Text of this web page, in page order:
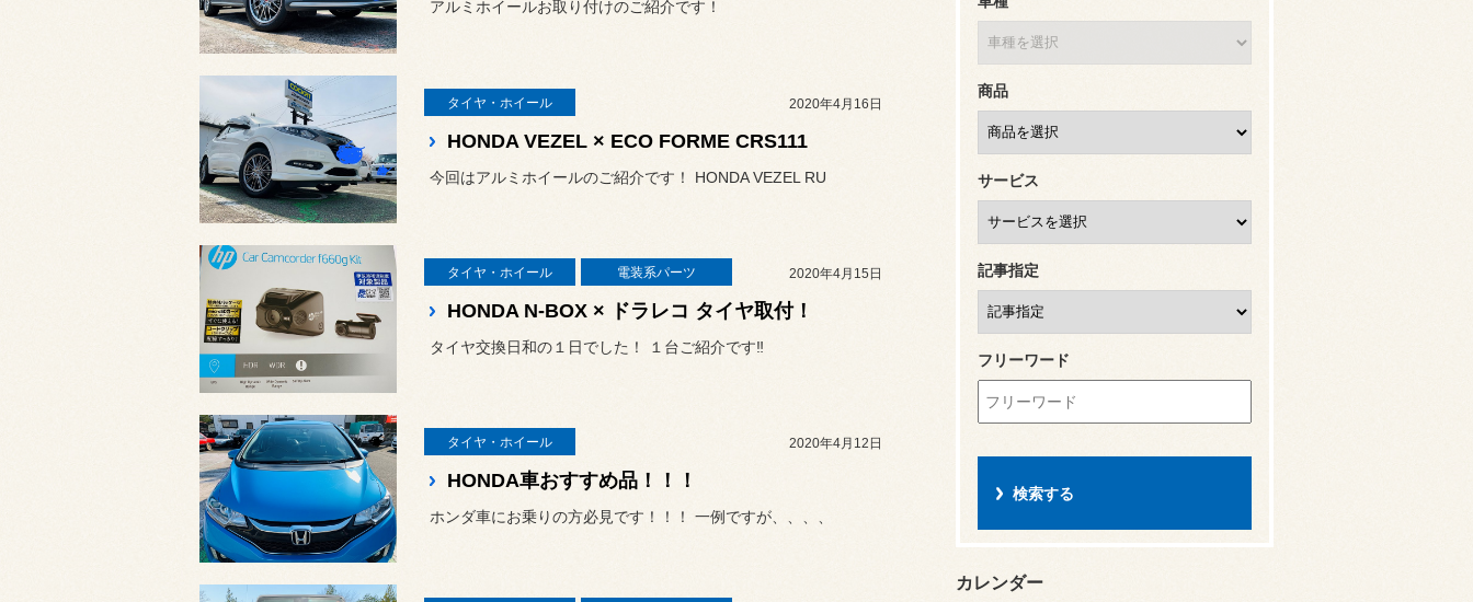
アルミホイールお取り付けのご紹介です！
タイヤ・ホイール 2020年4月16日
HONDA VEZEL × ECO FORME CRS111
今回はアルミホイールのご紹介です！ HONDA VEZEL RU
タイヤ・ホイール 電装系パーツ 2020年4月15日
HONDA N-BOX × ドラレコ タイヤ取付！
タイヤ交換日和の１日でした！ １台ご紹介です‼
タイヤ・ホイール 2020年4月12日
HONDA車おすすめ品！！！
ホンダ車にお乗りの方必見です！！！ 一例ですが、、、、
商品
サービス
記事指定
フリーワード
カレンダー